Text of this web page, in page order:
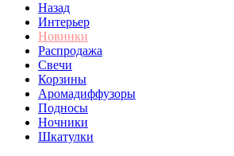
Назад
Интерьер
Новинки
Распродажа
Свечи
Корзины
Аромадиффузоры
Подносы
Ночники
Шкатулки